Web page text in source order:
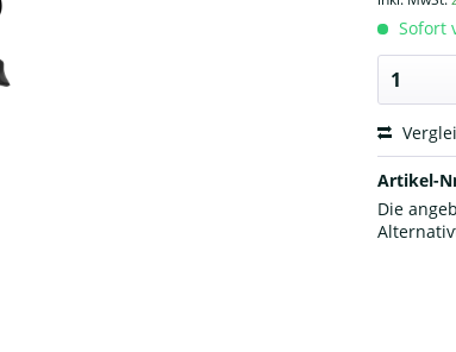
Sofort
Artikel-
Die